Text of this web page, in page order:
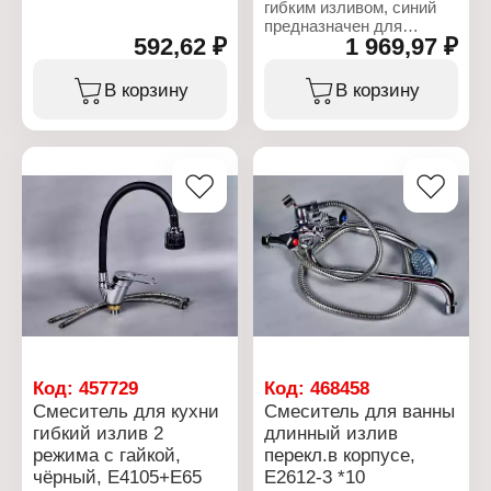
592,62 ₽
В корзину
гибким изливом, синий
предназначен для
крепления на изделие
поверхность
столешницы. Это
умывальников.
Смеситель изготовлен из
силумина. Особенность
данного смесителя -
способность изменять
форму и высоту излива и
благодаря этому вы
можно доставать до
предметов находящихся
не деформируется от
постоянных сгибов.
Крепится к раковине с
помощью накидной
гайки, которая
располагается под
1 969,97 ₽
В корзину
Код: 457729
Смеситель для кухни
гибкий излив 2
режима с гайкой,
чёрный, E4105+E65
Код:468458
Смеситель для ванны
длинный излив
перекл.в корпусе,
E2612-3 *10